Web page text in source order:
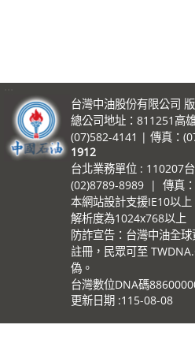
台灣中油股份有限公司
總公司地址：811251高
(07)582-4141 | 傳真：
1912
台北業務單位 : 110207
(02)8789-8989 | 傳真
本網站設計支援IE10以
解析度為1024x768以上
防詐宣告：台灣中油全
註冊，民眾可至
偽。
台灣數位DNA碼
更新日期 115-08-08